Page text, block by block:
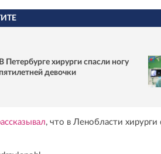
В Петербурге хирурги спасли ногу
девочки
, что в Ленобласти